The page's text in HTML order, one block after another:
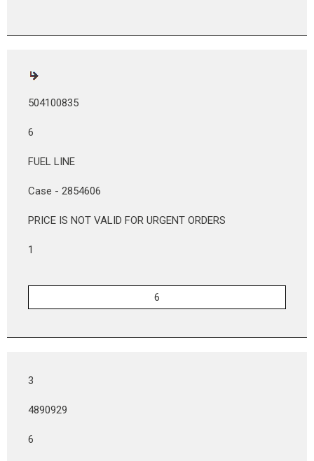
504100835
6
FUEL LINE
Case - 2854606
PRICE IS NOT VALID FOR URGENT ORDERS
1
3
4890929
6